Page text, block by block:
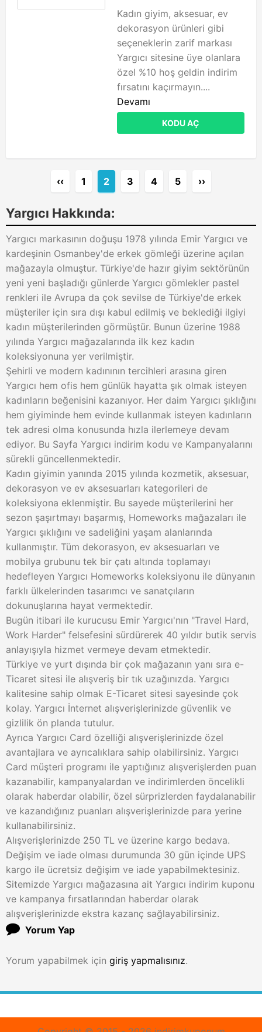
Kadın giyim, aksesuar, ev
dekorasyon ürünleri gibi
seçeneklerin zarif markası
Yargıcı sitesine üye olanlara
özel %10 hoş geldin indirim
fırsatını kaçırmayın....
Devamı
KODU AÇ
‹‹ 1 2 3 4 5 ››
Yargıcı Hakkında:
Yargıcı markasının doğuşu 1978 yılında Emir Yargıcı ve
kardeşinin Osmanbey'de erkek gömleği üzerine açılan
mağazayla olmuştur. Türkiye'de hazır giyim sektörünün
yeni yeni başladığı günlerde Yargıcı gömlekler pastel
renkleri ile Avrupa da çok sevilse de Türkiye'de erkek
müşteriler için sıra dışı kabul edilmiş ve beklediği ilgiyi
kadın müşterilerinden görmüştür. Bunun üzerine 1988
yılında Yargıcı mağazalarında ilk kez kadın
koleksiyonuna yer verilmiştir.
Şehirli ve modern kadınının tercihleri arasına giren
Yargıcı hem ofis hem günlük hayatta şık olmak isteyen
kadınların beğenisini kazanıyor. Her daim Yargıcı şıklığını
hem giyiminde hem evinde kullanmak isteyen kadınların
tek adresi olma konusunda hızla ilerlemeye devam
ediyor. Bu Sayfa Yargıcı indirim kodu ve Kampanyalarını
sürekli güncellenmektedir.
Kadın giyimin yanında 2015 yılında kozmetik, aksesuar,
dekorasyon ve ev aksesuarları kategorileri de
koleksiyona eklenmiştir. Bu sayede müşterilerini her
sezon şaşırtmayı başarmış, Homeworks mağazaları ile
Yargıcı şıklığını ve sadeliğini yaşam alanlarında
kullanmıştır. Tüm dekorasyon, ev aksesuarları ve
mobilya grubunu tek bir çatı altında toplamayı
hedefleyen Yargıcı Homeworks koleksiyonu ile dünyanın
farklı ülkelerinden tasarımcı ve sanatçıların
dokunuşlarına hayat vermektedir.
Bugün itibari ile kurucusu Emir Yargıcı'nın "Travel Hard,
Work Harder" felsefesini sürdürerek 40 yıldır butik servis
anlayışıyla hizmet vermeye devam etmektedir.
Türkiye ve yurt dışında bir çok mağazanın yanı sıra e-
Ticaret sitesi ile alışveriş bir tık uzağınızda. Yargıcı
kalitesine sahip olmak E-Ticaret sitesi sayesinde çok
kolay. Yargıcı İnternet alışverişlerinizde güvenlik ve
gizlilik ön planda tutulur.
Ayrıca Yargıcı Card özelliği alışverişlerinizde özel
avantajlara ve ayrıcalıklara sahip olabilirsiniz. Yargıcı
Card müşteri programı ile yaptığınız alışverişlerden puan
kazanabilir, kampanyalardan ve indirimlerden öncelikli
olarak haberdar olabilir, özel sürprizlerden faydalanabilir
ve kazandığınız puanları alışverişlerinizde para yerine
kullanabilirsiniz.
Alışverişlerinizde 250 TL ve üzerine kargo bedava.
Değişim ve iade olması durumunda 30 gün içinde UPS
kargo ile ücretsiz değişim ve iade yapabilmektesiniz.
Sitemizde Yargıcı mağazasına ait Yargıcı indirim kuponu
ve kampanya fırsatlarından haberdar olarak
alışverişlerinizde ekstra kazanç sağlayabilirsiniz.
Yorum Yap
Yorum yapabilmek için giriş yapmalısınız.